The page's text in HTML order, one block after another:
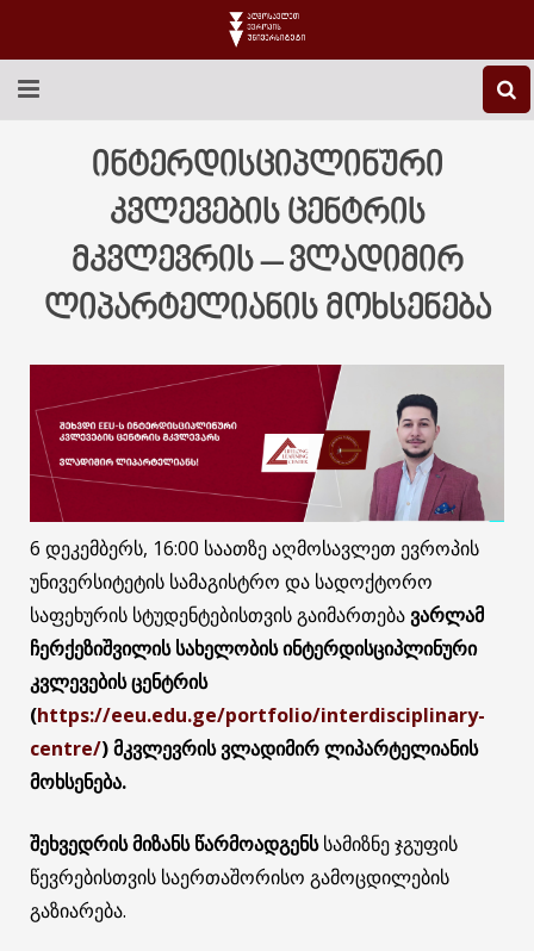
EEU-Ს ᲨᲔᲡᲐᲮᲔᲑ
ᲙᲕᲚᲔᲕᲐ
ᲡᲐᲔᲠᲗᲐᲨᲝᲠᲘᲡᲝ
ᲑᲘᲑᲚᲘᲝᲗᲔᲙᲐ
ᲡᲢᲣᲓᲔᲜᲢᲣᲠᲘ ᲪᲮᲝᲕᲠᲔᲑᲐ
ᲙᲝᲜᲢᲐᲥᲢᲘ
ინტერდისციპლინური
კვლევების ცენტრის
მკვლევრის – ვლადიმირ
ლიპარტელიანის მოხსენება
6 დეკემბერს, 16:00 საათზე აღმოსავლეთ ევროპის
უნივერსიტეტის სამაგისტრო და სადოქტორო
საფეხურის სტუდენტებისთვის გაიმართებავარლამ
ჩერქეზიშვილის სახელობის ინტერდისციპლინური
კვლევების ცენტრის
(https://eeu.edu.ge/portfolio/interdisciplinary-
centre/) მკვლევრისვლადიმირლიპარტელიანის
მოხსენება.
შეხვედრის მიზანს წარმოადგენსსამიზნე ჯგუფის
წევრებისთვის საერთაშორისო გამოცდილების
გაზიარება.